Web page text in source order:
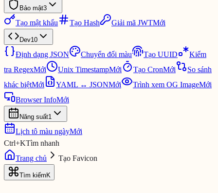
Bảo mật3
Tạo mật khẩu Tạo Hash Giải mã JWTMới
Dev10
Định dạng JSON Chuyển đổi màu Tạo UUID
Kiểm
tra RegexMới Unix TimestampMới Tạo CronMới
So sánh
khác biệtMới YAML ↔ JSONMới Trình xem OG ImageMới
Browser InfoMới
Năng suất1
Lịch tô màu ngàyMới
Ctrl+KTìm nhanh
Trang chủ
Tạo Favicon
Tìm kiếm K